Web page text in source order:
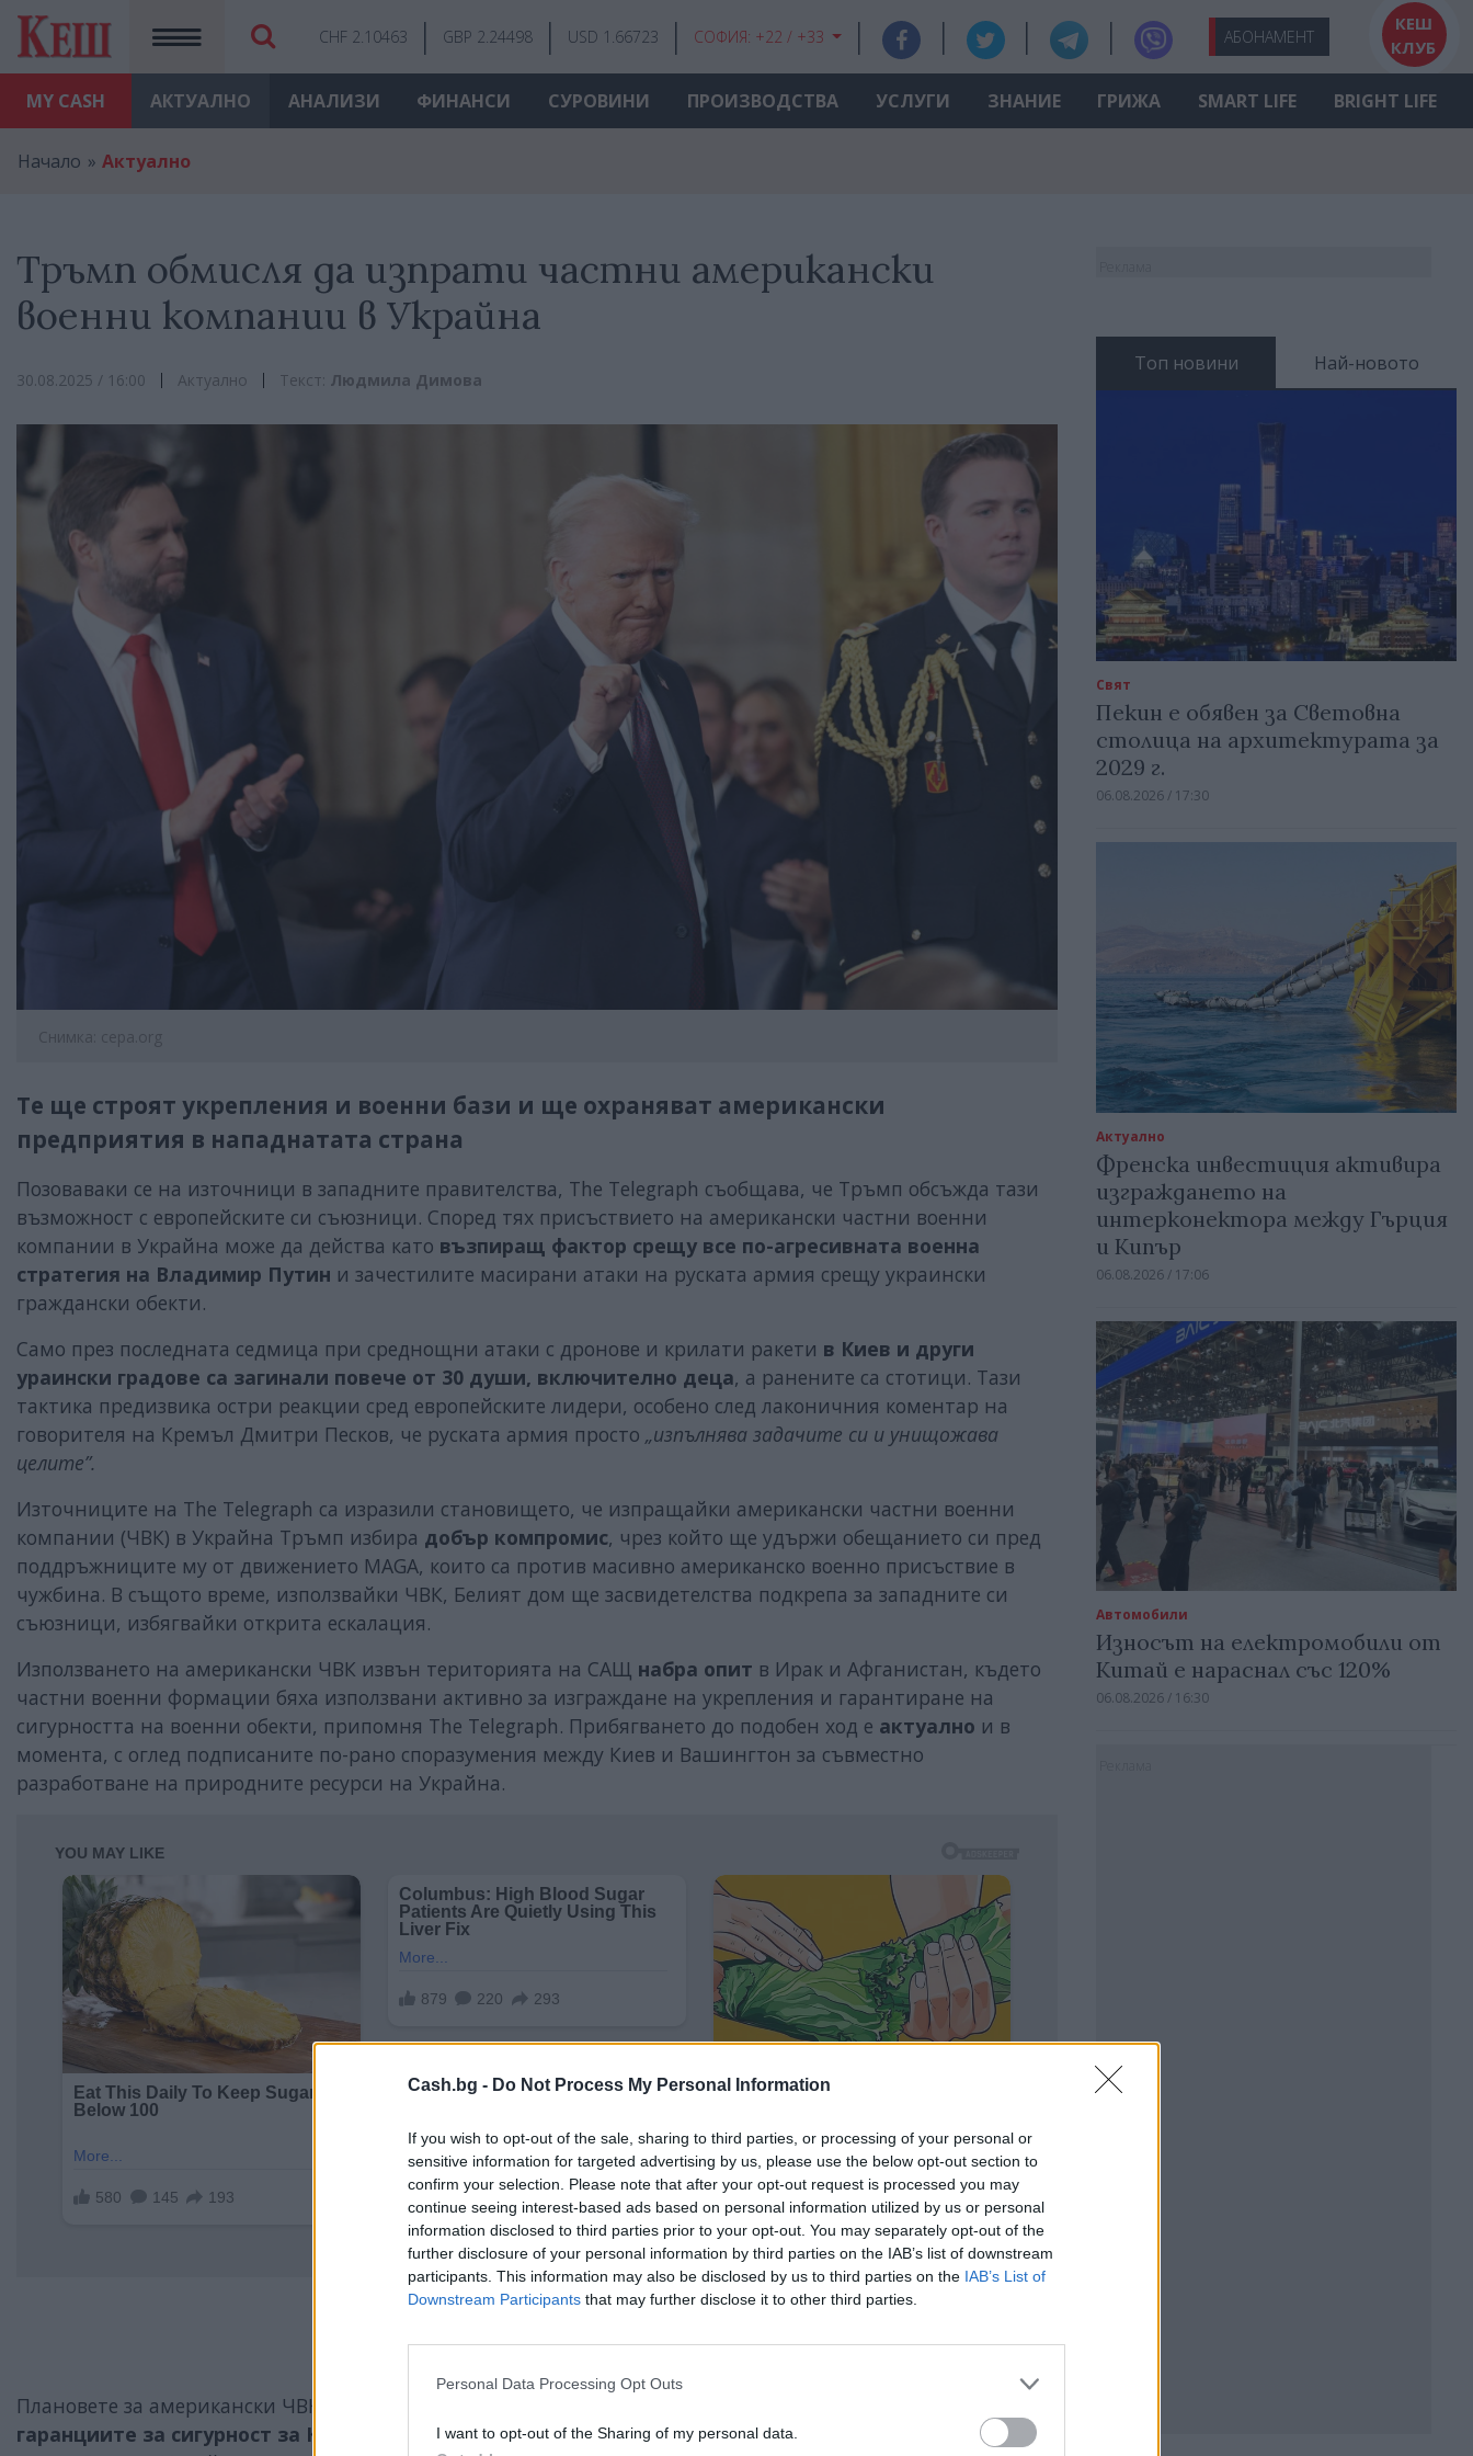
Cash.bg - Do Not Process My Personal Information
If you wish to opt-out of the sale, sharing to third parties, or processing of your personal or
sensitive information for targeted advertising by us, please use the below opt-out section to
confirm your selection. Please note that after your opt-out request is processed you may
continue seeing interest-based ads based on personal information utilized by us or personal
information disclosed to third parties prior to your opt-out. You may separately opt-out of the
further disclosure of your personal information by third parties on the IAB’s list of downstream
participants. This information may also be disclosed by us to third parties on the IAB’s List of
Downstream Participants that may further disclose it to other third parties.
Personal Data Processing Opt Outs
I want to opt-out of the Sharing of my personal data.
MY CASH
CHF 2.10463 GBP 2.24498 USD 1.66723 СОФИЯ: +22 / +33 АБОНАМЕНТ
КЕШ
КЛУБ
АКТУАЛНО АНАЛИЗИ ФИНАНСИ СУРОВИНИ ПРОИЗВОДСТВА УСЛУГИ ЗНАНИЕ ГРИЖА SMART LIFE BRIGHT LIFE
Начало Актуално
Тръмп обмисля да изпрати частни американски
военни компании в Украйна
30.08.2025 / 16:00 Актуално Текст: Людмила Димова
Снимка: cepa.org
Те ще строят укрепления и военни бази и ще охраняват американски
предприятия в нападнатата страна
Позоваваки се на източници в западните правителства, The Telegraph съобщава, че Тръмп обсъжда тази
възможност с европейските си съюзници. Според тях присъствието на американски частни военни
компании в Украйна може да действа като възпиращ фактор срещу все по-агресивната военна
стратегия на Владимир Путин и зачестилите масирани атаки на руската армия срещу украински
граждански обекти.
Само през последната седмица при среднощни атаки с дронове и крилати ракети в Киев и други
ураински градове са загинали повече от 30 души, включително деца, а ранените са стотици. Тази
тактика предизвика остри реакции сред европейските лидери, особено след лаконичния коментар на
говорителя на Кремъл Дмитри Песков, че руската армия просто „изпълнява задачите си и унищожава
целите”.
Източниците на The Telegraph са изразили становището, че изпращайки американски частни военни
компании (ЧВК) в Украйна Тръмп избира добър компромис, чрез който ще удържи обещанието си пред
поддръжниците му от движението MAGA, които са против масивно американско военно присъствие в
чужбина. В същото време, използвайки ЧВК, Белият дом ще засвидетелства подкрепа за западните си
съюзници, избягвайки открита ескалация.
Използването на американски ЧВК извън територията на САЩ набра опит в Ирак и Афганистан, където
частни военни формации бяха използвани активно за изграждане на укрепления и гарантиране на
сигурността на военни обекти, припомня The Telegraph. Прибягването до подобен ход е актуално и в
момента, с оглед подписаните по-рано споразумения между Киев и Вашингтон за съвместно
разработване на природните ресурси на Украйна.
Плановете за американски ЧВК в Украйна се обсъждат и като част от по-широка дискусия относно
гаранциите за сигурност за Киев
. Предложенията включват създаване на 40-километрова буферна зона
Топ новини Най-новото
Свят
Пекин е обявен за Световна
столица на архитектурата за
2029 г.
06.08.2026 / 17:30
Актуално
Френска инвестиция активира
изграждането на
интерконектора между Гърция
и Кипър
06.08.2026 / 17:06
Автомобили
Износът на електромобили от
Китай е нараснал със 120%
06.08.2026 / 16:30